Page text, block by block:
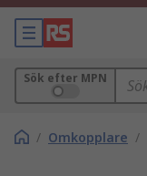
Sök efter MPN
/ Omkopplare /